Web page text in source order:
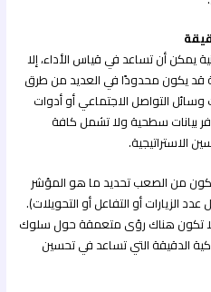
يمكن أن تساعد في قياس الأداء، إلا
قد يكون محدودًا في العديد من طرق
وسائل التواصل الاجتماعي أو أدوات
بيانات سطحية ولا تشمل كافة
الاستراتيجية.
من الصعب تحديد ما هو المؤشر
الزيارات أو التفاعل أو التحويلات).
تكون هناك رؤى متعمقة حول سلوك
الدقيقة التي تساعد في تحسين